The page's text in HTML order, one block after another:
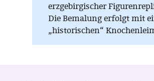
erzgebirgischer
Die Bemalung erfolgt mit
„historischen“
Kreide-Farbe, die nur im